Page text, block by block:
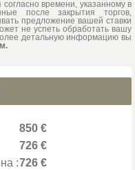
времени, указанному в
после закрытия торгов,
предложение вашей ставки
не успеть обработать вашу
детальную информацию вы
850 €
726 €
:726 €